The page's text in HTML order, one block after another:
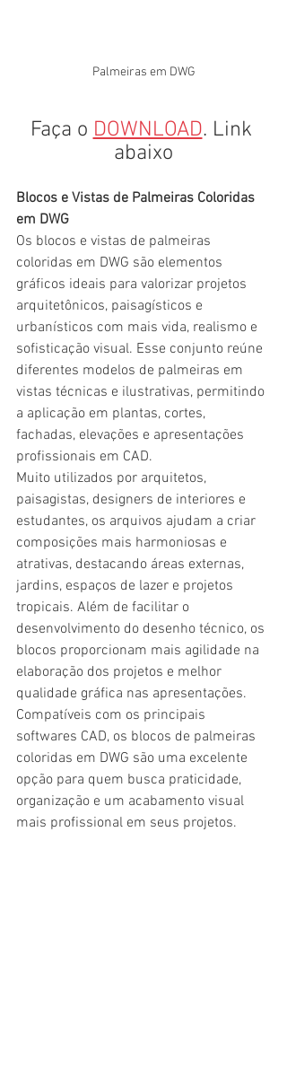
Palmeiras em DWG
Faça o DOWNLOAD. Link
abaixo
Blocos e Vistas de Palmeiras Coloridas
em DWG
Os blocos e vistas de palmeiras
coloridas em DWG são elementos
gráficos ideais para valorizar projetos
arquitetônicos, paisagísticos e
urbanísticos com mais vida, realismo e
sofisticação visual. Esse conjunto reúne
diferentes modelos de palmeiras em
vistas técnicas e ilustrativas, permitindo
a aplicação em plantas, cortes,
fachadas, elevações e apresentações
profissionais em CAD.
Muito utilizados por arquitetos,
paisagistas, designers de interiores e
estudantes, os arquivos ajudam a criar
composições mais harmoniosas e
atrativas, destacando áreas externas,
jardins, espaços de lazer e projetos
tropicais. Além de facilitar o
desenvolvimento do desenho técnico, os
blocos proporcionam mais agilidade na
elaboração dos projetos e melhor
qualidade gráfica nas apresentações.
Compatíveis com os principais
softwares CAD, os blocos de palmeiras
coloridas em DWG são uma excelente
opção para quem busca praticidade,
organização e um acabamento visual
mais profissional em seus projetos.